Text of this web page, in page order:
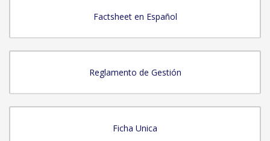
Factsheet en Español
Reglamento de Gestión
Ficha Unica